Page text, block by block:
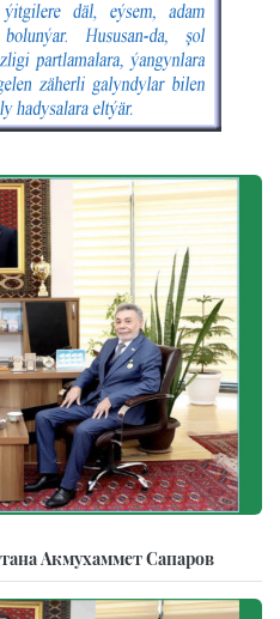
Акмухаммет Сапаров